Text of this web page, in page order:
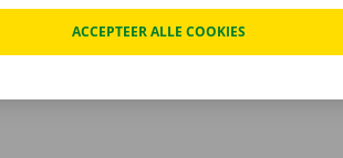
ACCEPTEER ALLE COOKIES